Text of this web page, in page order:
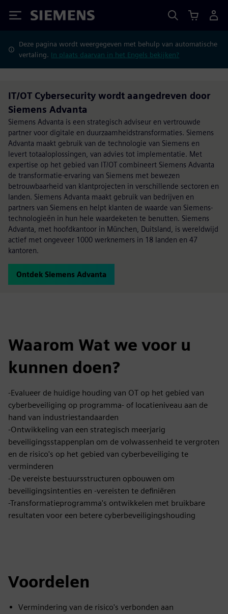
Siemens
Deze pagina wordt weergegeven met behulp van automatische
vertaling. In plaats daarvan in het Engels bekijken?
IT/OT Cybersecurity wordt aangedreven door
Siemens Advanta
Siemens Advanta is een strategisch adviseur en vertrouwde
partner voor digitale en duurzaamheidstransformaties. Siemens
Advanta maakt gebruik van de technologie van Siemens en
levert totaaloplossingen, van advies tot implementatie. Met
expertise op het gebied van IT/OT combineert Siemens Advanta
de transformatie-ervaring van Siemens met bewezen
betrouwbaarheid van klantprojecten in verschillende sectoren en
landen. Siemens Advanta maakt gebruik van bedrijven en
partners van Siemens en helpt klanten de waarde van Siemens-
technologieën in hun hele waardeketen te benutten. Siemens
Advanta, met hoofdkantoor in München, Duitsland, is wereldwijd
actief met ongeveer 1000 werknemers in 18 landen en 47
kantoren.
Ontdek Siemens Advanta
Waarom Wat we voor u
kunnen doen?
-Evalueer de huidige houding van OT op het gebied van
cyberbeveiliging op programma- of locatieniveau aan de
hand van industriestandaarden
-Ontwikkeling van een strategisch meerjarig
beveiligingsstappenplan om de volwassenheid te vergroten
en de risico's op het gebied van cyberbeveiliging te
verminderen
-De vereiste bestuursstructuren opbouwen om
beveiligingsintenties en -vereisten te definiëren
-Transformatieprogramma's ontwikkelen met bruikbare
resultaten voor een betere cyberbeveiligingshouding
Voordelen
Vermindering van de risico's verbonden aan